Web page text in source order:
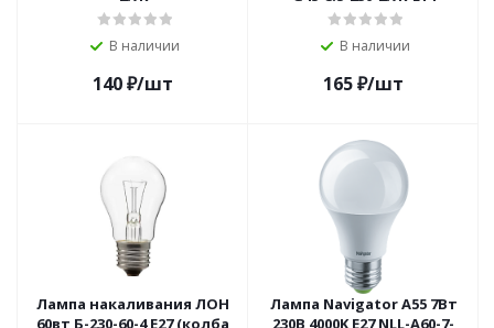
В наличии
140₽/шт
В наличии
165₽/шт
Лампа накаливания ЛОН
60вт Б-230-60-4 Е27 (колба
Лампа Navigator A55 7Вт
230В 4000K E27 NLL-A60-7-